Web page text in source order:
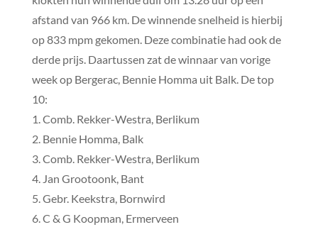
afstand van 966 km. De winnende snelheid is hierbij
op 833 mpm gekomen. Deze combinatie had ook de
derde prijs. Daartussen zat de winnaar van vorige
week op Bergerac, Bennie Homma uit Balk. De top
10:
1. Comb. Rekker-Westra, Berlikum
2. Bennie Homma, Balk
3. Comb. Rekker-Westra, Berlikum
4. Jan Grootoonk, Bant
5. Gebr. Keekstra, Bornwird
6. C & G Koopman, Ermerveen